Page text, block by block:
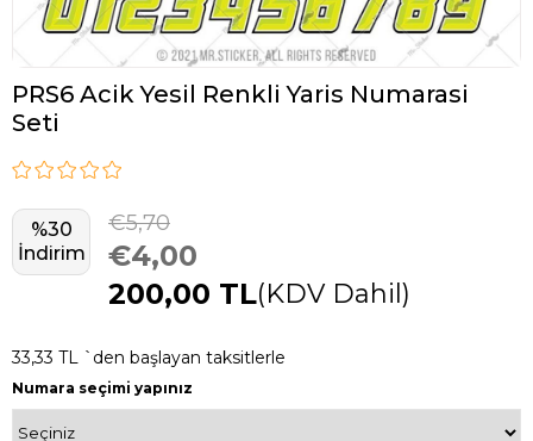
PRS6 Acik Yesil Renkli Yaris Numarasi
Seti
%30
İndirim
€5,70
€4,00
200,00 TL(KDV Dahil)
33,33 TL `den başlayan taksitlerle
Numara seçimi yapınız